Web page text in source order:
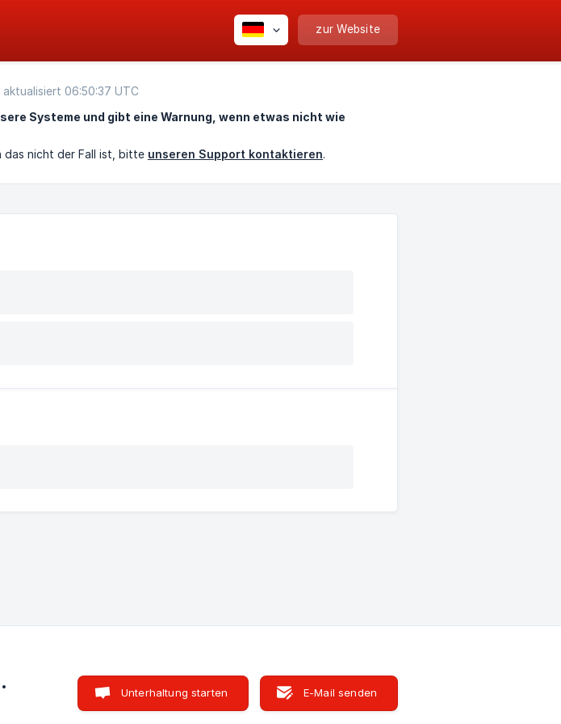
zur Website
aktualisiert 06:50:37 UTC
Systeme und gibt eine Warnung, wenn etwas nicht wie
das nicht der Fall ist, bitte unseren Support kontaktieren.
Unterhaltung starten E-Mail senden